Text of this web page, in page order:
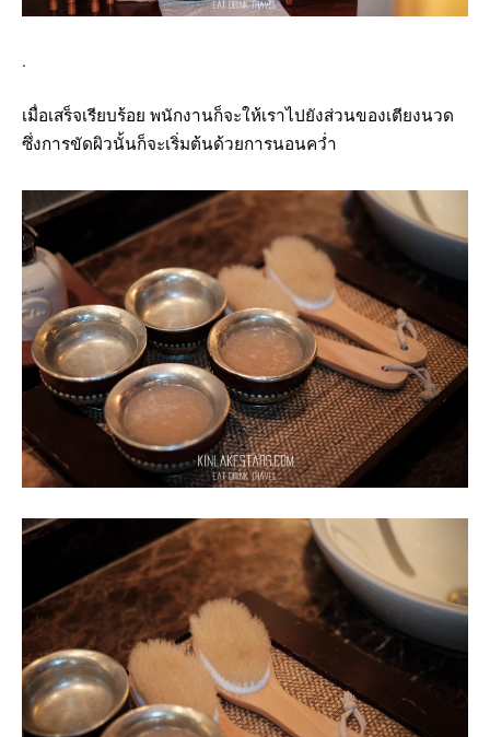
.
เมื่อเสร็จเรียบร้อย พนักงานก็จะให้เราไปยังส่วนของเตียงนวด
ซึ่งการขัดผิวนั้นก็จะเริ่มต้นด้วยการนอนคว่ำ